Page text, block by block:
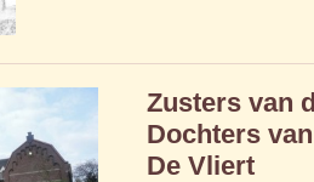
Zusters van
Dochters
De Vliert